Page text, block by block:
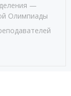
—
Олимпиады